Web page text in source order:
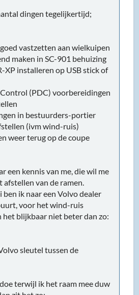
dingen tegelijkertijd;
vastzetten aan wielkuipen
maken in SC-901 behuizing
XP installeren op USB stick of
(PDC) voorbereidingen
in bestuurders-portier
(ivm wind-ruis)
weer terug op de coupe
een kennis van me, die wil me
van de ramen.
ben ik naar een Volvo dealer
voor het wind-ruis
het blijkbaar niet beter dan zo:
sleutel tussen de
terwijl ik het raam mee duw